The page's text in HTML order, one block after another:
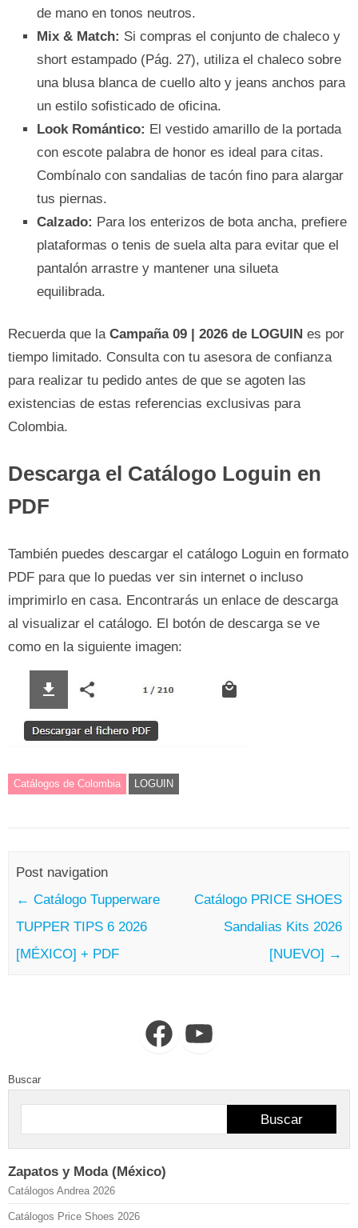
de mano en tonos neutros.
Mix & Match: Si compras el conjunto de chaleco y
short estampado (Pág. 27), utiliza el chaleco sobre
una blusa blanca de cuello alto y jeans anchos para
un estilo sofisticado de oficina.
Look Romántico: El vestido amarillo de la portada
con escote palabra de honor es ideal para citas.
Combínalo con sandalias de tacón fino para alargar
tus piernas.
Calzado: Para los enterizos de bota ancha, prefiere
plataformas o tenis de suela alta para evitar que el
pantalón arrastre y mantener una silueta
equilibrada.
Recuerda que la Campaña 09 | 2026 de LOGUIN es por
tiempo limitado. Consulta con tu asesora de confianza
para realizar tu pedido antes de que se agoten las
existencias de estas referencias exclusivas para
Colombia.
Descarga el Catálogo Loguin en
PDF
También puedes descargar el catálogo Loguin en formato
PDF para que lo puedas ver sin internet o incluso
imprimirlo en casa. Encontrarás un enlace de descarga
al visualizar el catálogo. El botón de descarga se ve
como en la siguiente imagen:
Catálogos de Colombia LOGUIN
Post navigation
← Catálogo Tupperware
TUPPER TIPS 6 2026
[MÉXICO] + PDF
Catálogo PRICE SHOES
Sandalias Kits 2026
[NUEVO] →
FacebookYouTube
Buscar
Buscar
Zapatos y Moda (México)
Catálogos Andrea 2026
Catálogos Price Shoes 2026